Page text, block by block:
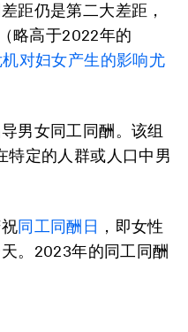
距仍是第二大差距，
略高于2022年的
对妇女产生的影响尤
男女同工同酬。该组
特定的人群或人口中男
同工同酬日 ，即女性
。2023年的同工同酬